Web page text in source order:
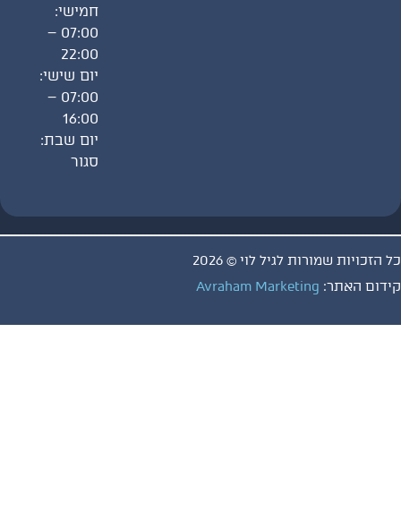
חמישי:
07:00 –
22:00
יום שישי:
07:00 –
16:00
יום שבת:
שמורות לגיל לוי © 2026
האתר:Avraham Marketing